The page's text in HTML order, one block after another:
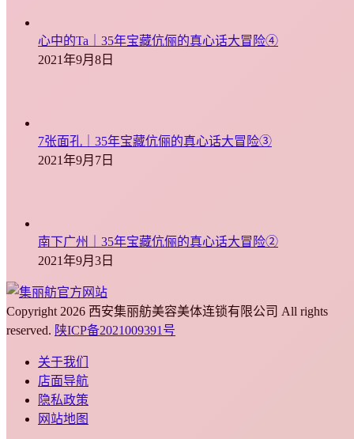
心中的Ta｜35年宝藏伉俪的真心话大冒险④
2021年9月8日
7张面孔｜35年宝藏伉俪的真心话大冒险③
2021年9月7日
南下广州｜35年宝藏伉俪的真心话大冒险②
2021年9月3日
Copyright 2026 西安集丽舫美容美体连锁有限公司 All rights
reserved. 陕ICP备2021009391号
关于我们
店面导航
隐私政策
网站地图